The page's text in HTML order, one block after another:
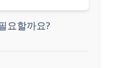
요할까요?